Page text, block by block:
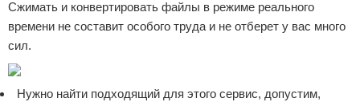
Сжимать и конвертировать файлы в режиме реального
времени не составит особого труда и не отберет у вас много
сил.
Нужно найти подходящий для этого сервис, допустим,